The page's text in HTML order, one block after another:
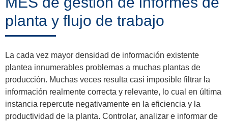
Noticias
&
Socios
planta y flujo de trabajo
La cada vez mayor densidad de información existente
plantea innumerables problemas a muchas plantas de
producción. Muchas veces resulta casi imposible filtrar la
información realmente correcta y relevante, lo cual en última
instancia repercute negativamente en la eficiencia y la
productividad de la planta. Controlar, analizar e informar de